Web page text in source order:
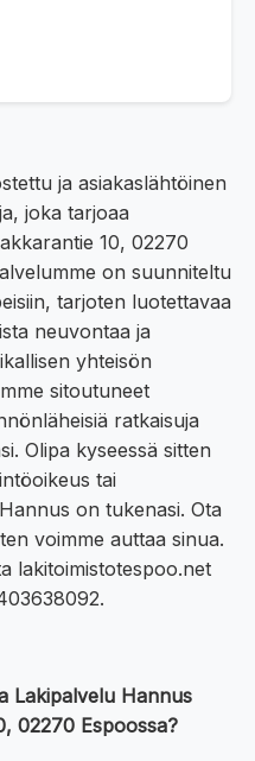
ja asiakaslähtöinen
joka tarjoaa
10, 02270
on suunniteltu
tarjoten luotettavaa
neuvontaa ja
yhteisön
sitoutuneet
ratkaisuja
Olipa kyseessä sitten
tai
on tukenasi. Ota
voimme auttaa sinua.
lakitoimistotespoo.net
Lakipalvelu Hannus
02270 Espoossa?